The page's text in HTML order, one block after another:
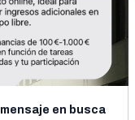
en busca